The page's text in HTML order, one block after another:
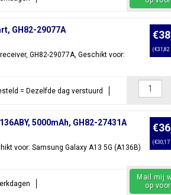
GH82-29077A
GH82-29077A, Geschikt voor:
(€31,82
= Dezelfde dag verstuurd
5000mAh, GH82-27431A
voor: Samsung Galaxy A13 5G (A136B)
(€30,17
Mail mij
op